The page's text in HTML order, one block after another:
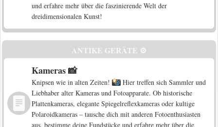
und erfahre mehr über die faszinierende Welt der
dreidimensionalen Kunst!
ANTIKE GERÄTE ⚙️
Kameras 📸
Knipsen wie in alten Zeiten!
Hier treffen sich Sammler und
Liebhaber alter Kameras und Fotoapparate. Ob historische
Plattenkameras, elegante Spiegelreflexkameras oder kultige
Polaroidkameras – tausche dich mit anderen Fotoenthusiasten
aus, bestimme deine Fundstücke und erfahre mehr über die